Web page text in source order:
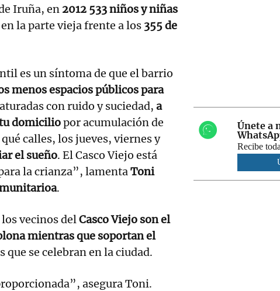
Iruña, en 2012 533 niños y niñas
la parte vieja frente a los 355 de
es un síntoma de que el barrio
menos espacios públicos para
con ruido y suciedad, a
domiciliopor acumulación de
calles, los jueves, viernes y
el sueño. El Casco Viejo está
la crianza”, lamentaToni
.
vecinos delCasco Viejo son el
mientras que soportan el
que se celebran en la ciudad.
asegura Toni.
Únete a
Recibe